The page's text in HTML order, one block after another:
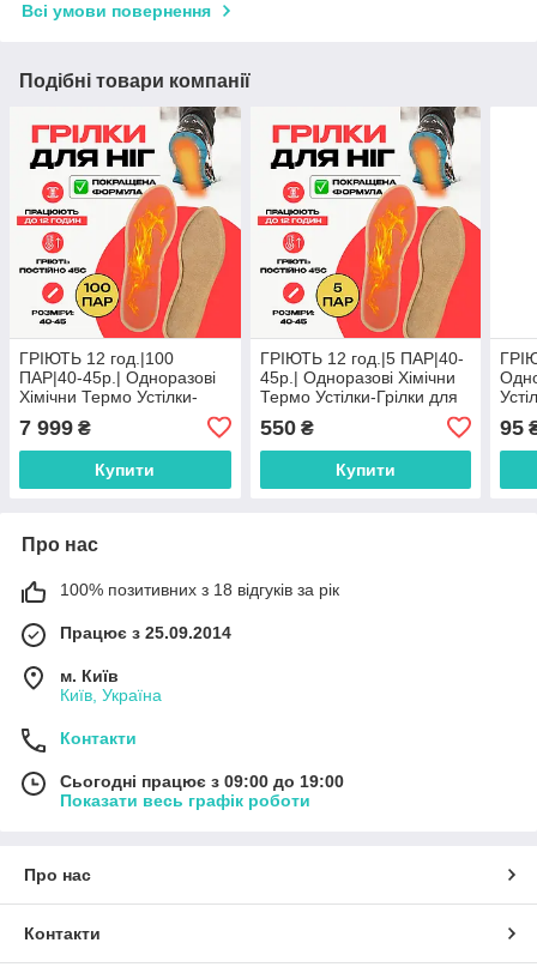
Всі умови повернення
Подібні товари компанії
ГРІЮТЬ 12 год.|100
ПАР|40-45р.| Одноразові
Хімічни Термо Устілки-
Грілки для Ніг з Підігрівом
для Екстремальних Умов
7 999 ₴
Купити
ГРІЮТЬ 12 год.|5 ПАР|40-
45р.| Одноразові Хімічни
Термо Устілки-Грілки для
Екстремальних Умов
550₴
Купити
95
Про нас
100% позитивних з 18 відгуків за рік
Працює з 25.09.2014
м. Київ
Київ, Україна
Контакти
Сьогодні працює з 09:00 до 19:00
Показати весь графік роботи
Про нас
Контакти